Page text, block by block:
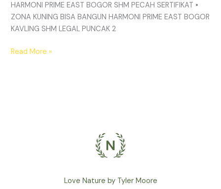
HARMONI PRIME EAST BOGOR SHM PECAH SERTIFIKAT •
ZONA KUNING BISA BANGUN HARMONI PRIME EAST BOGOR
KAVLING SHM LEGAL PUNCAK 2
Read More »
Love Nature by Tyler Moore